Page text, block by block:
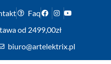
Faq
od 2499,00zł
biuro@artelektrix.pl